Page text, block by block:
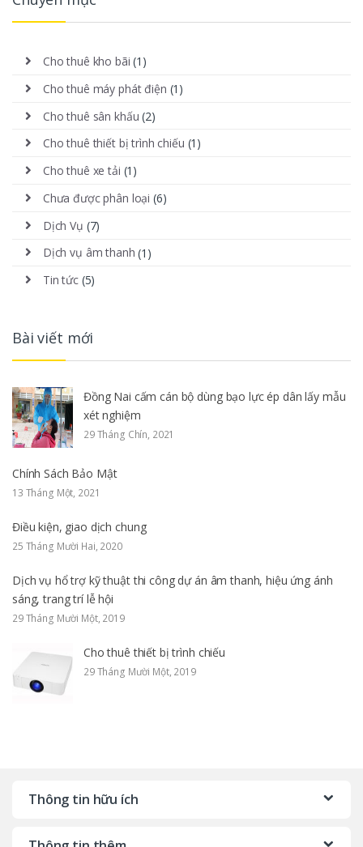
Cho thuê kho bãi (1)
Cho thuê máy phát điện (1)
Cho thuê sân khấu (2)
Cho thuê thiết bị trình chiếu (1)
Cho thuê xe tải (1)
Chưa được phân loại (6)
Dịch Vụ (7)
Dịch vụ âm thanh (1)
Tin tức(5)
Bài viết mới
Đồng Nai cấm cán bộ dùng bạo lực ép dân lấy mẫu
xét nghiệm
29 Tháng Chín, 2021
Chính Sách Bảo Mật
13 Tháng Một, 2021
Điều kiện, giao dịch chung
25 Tháng Mười Hai, 2020
Dịch vụ hổ trợ kỹ thuật thi công dự án âm thanh, hiệu ứng ánh
sáng, trang trí lễ hội
29 Tháng Mười Một, 2019
Cho thuê thiết bị trình chiếu
29 Tháng Mười Một, 2019
Thông tin hữu ích